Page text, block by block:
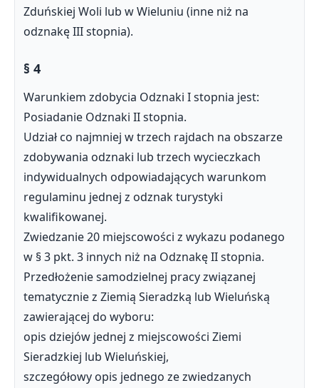
Zduńskiej Woli lub w Wieluniu (inne niż na
odznakę III stopnia).
§ 4
Warunkiem zdobycia Odznaki I stopnia jest:
Posiadanie Odznaki II stopnia.
Udział co najmniej w trzech rajdach na obszarze
zdobywania odznaki lub trzech wycieczkach
indywidualnych odpowiadających warunkom
regulaminu jednej z odznak turystyki
kwalifikowanej.
Zwiedzanie 20 miejscowości z wykazu podanego
w § 3 pkt. 3 innych niż na Odznakę II stopnia.
Przedłożenie samodzielnej pracy związanej
tematycznie z Ziemią Sieradzką lub Wieluńską
zawierającej do wyboru:
opis dziejów jednej z miejscowości Ziemi
Sieradzkiej lub Wieluńskiej,
szczegółowy opis jednego ze zwiedzanych